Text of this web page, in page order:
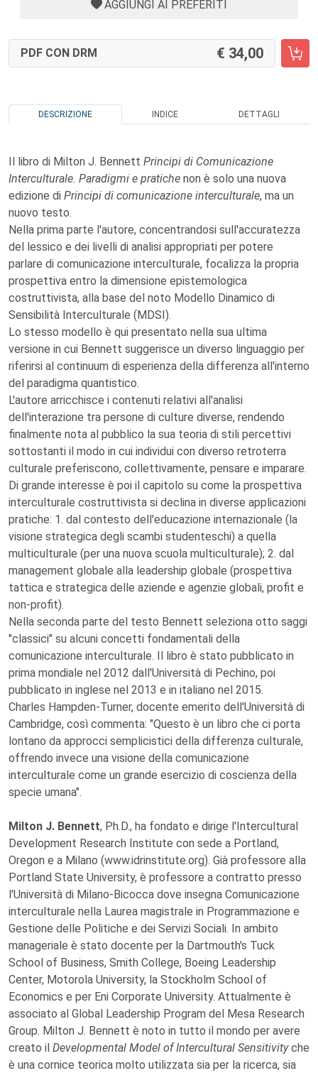
AGGIUNGI AI PREFERITI
PDF CON DRM 34,00
DESCRIZIONE INDICE DETTAGLI
Il libro di Milton J. Bennett Principi di Comunicazione
Interculturale. Paradigmi e pratiche non è solo una nuova
edizione di Principi di comunicazione interculturale, ma un
nuovo testo.
Nella prima parte l'autore, concentrandosi sull'accuratezza
del lessico e dei livelli di analisi appropriati per potere
parlare di comunicazione interculturale, focalizza la propria
prospettiva entro la dimensione epistemologica
costruttivista, alla base del noto Modello Dinamico di
Sensibilità Interculturale (MDSI).
Lo stesso modello è qui presentato nella sua ultima
versione in cui Bennett suggerisce un diverso linguaggio per
riferirsi al continuum di esperienza della differenza all'interno
del paradigma quantistico.
L'autore arricchisce i contenuti relativi all'analisi
dell'interazione tra persone di culture diverse, rendendo
finalmente nota al pubblico la sua teoria di stili percettivi
sottostanti il modo in cui individui con diverso retroterra
culturale preferiscono, collettivamente, pensare e imparare.
Di grande interesse è poi il capitolo su come la prospettiva
interculturale costruttivista si declina in diverse applicazioni
pratiche: 1. dal contesto dell'educazione internazionale (la
visione strategica degli scambi studenteschi) a quella
multiculturale (per una nuova scuola multiculturale); 2. dal
management globale alla leadership globale (prospettiva
tattica e strategica delle aziende e agenzie globali, profit e
non-profit).
Nella seconda parte del testo Bennett seleziona otto saggi
"classici" su alcuni concetti fondamentali della
comunicazione interculturale. Il libro è stato pubblicato in
prima mondiale nel 2012 dall'Università di Pechino, poi
pubblicato in inglese nel 2013 e in italiano nel 2015.
Charles Hampden-Turner, docente emerito dell'Università di
Cambridge, così commenta: "Questo è un libro che ci porta
lontano da approcci semplicistici della differenza culturale,
offrendo invece una visione della comunicazione
interculturale come un grande esercizio di coscienza della
specie umana".
Milton J. Bennett, Ph.D., ha fondato e dirige l'Intercultural
Development Research Institute con sede a Portland,
Oregon e a Milano (www.idrinstitute.org). Già professore alla
Portland State University, è professore a contratto presso
l'Università di Milano-Bicocca dove insegna Comunicazione
interculturale nella Laurea magistrale in Programmazione e
Gestione delle Politiche e dei Servizi Sociali. In ambito
manageriale è stato docente per la Dartmouth's Tuck
School of Business, Smith College, Boeing Leadership
Center, Motorola University, la Stockholm School of
Economics e per Eni Corporate University. Attualmente è
associato al Global Leadership Program del Mesa Research
Group. Milton J. Bennett è noto in tutto il mondo per avere
creato il Developmental Model of Intercultural Sensitivityche
è una cornice teorica molto utilizzata sia per la ricerca, sia